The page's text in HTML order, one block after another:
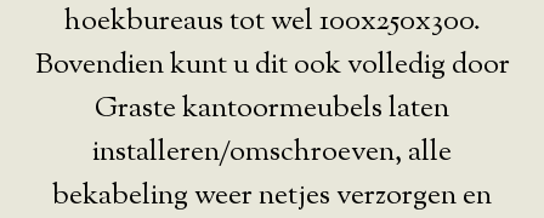
hoekbureaus tot wel 100x250x300.
Bovendien kunt u dit ook volledig door
Graste kantoormeubels laten
installeren/omschroeven, alle
bekabeling weer netjes verzorgen en